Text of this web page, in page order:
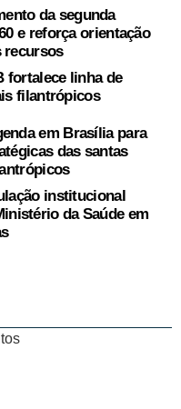
da segunda
e reforça orientação
recursos
fortalece linha de
filantrópicos
em Brasília para
das santas
institucional
da Saúde em